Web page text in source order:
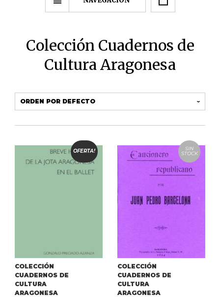
Colección Cuadernos de
Cultura Aragonesa
OFERTA!
COLECCIÓN
CUADERNOS DE
CULTURA
ARAGONESA
SIN
STOCK
COLECCIÓN
CUADERNOS DE
CULTURA
ARAGONESA